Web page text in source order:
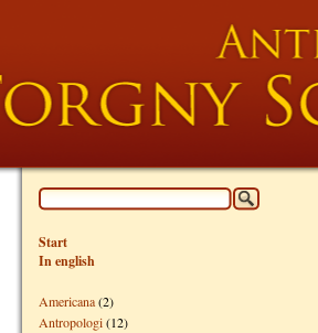
Start
In english
Americana(2)
Antropologi(12)